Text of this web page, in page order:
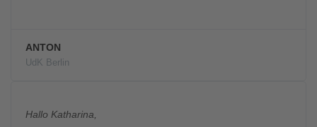
ANTON
UdK Berlin
Hallo Katharina,